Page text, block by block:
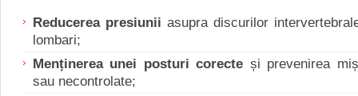
Reducerea presiunii asupra discurilor
lombari;
Menținerea unei posturi corecte și prevenirea
sau necontrolate;